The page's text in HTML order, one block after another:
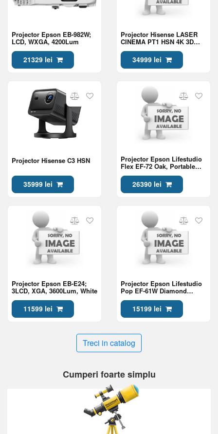
Projector Epson EB-982W;
LCD, WXGA, 4200Lum
21329 lei
Projector Hisense LASER
CINEMA PT1 HSN 4K 3D
34999 lei
Projector Hisense C3 HSN
35999 lei
Projector Epson Lifestudio
Flex EF-72 Oak, Portable
Bose, Google TV, 4K Pro
UHD, Ambient Lighting,
Adjustable Stand
26390 lei
Projector Epson EB-E24;
3LCD, XGA, 3600Lum, White
11599 lei
Projector Epson Lifestudio
Pop EF-61W Diamond
Projector, Sound by Bose,
Google TV, Full HD
15199 lei
Treci in catalog
Cumperi foarte simplu